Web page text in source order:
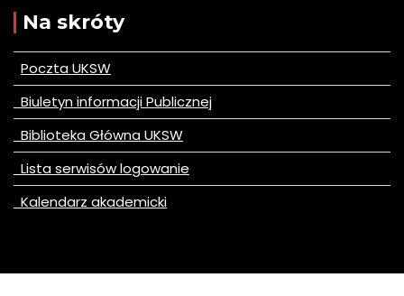
Na skróty
Poczta UKSW
Biuletyn informacji Publicznej
Biblioteka Główna UKSW
Lista serwisów logowanie
Kalendarz akademicki